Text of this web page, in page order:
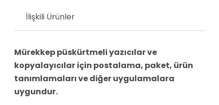
İlişkili Ürünler
Mürekkep püskürtmeli yazıcılar ve
kopyalayıcılar için postalama, paket, ürün
tanımlamaları ve diğer uygulamalara
uygundur.